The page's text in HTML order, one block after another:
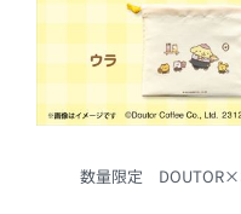
数量限定 DOUTOR×